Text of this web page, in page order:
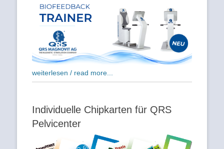
weiterlesen / read more...
Individuelle Chipkarten für QRS
Pelvicenter